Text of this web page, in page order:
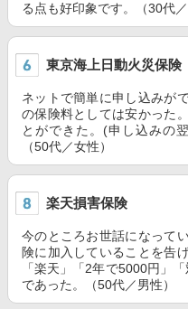
る点も好印象です。（30代／
東京海上日動火災保険
ネットで簡単に申し込みが
の保険料としては安かった
とができた。(申し込みの
（50代／女性）
楽天損害保険
今のところお世話になって
険に加入していることを告
「楽天」「2年で5000円」
であった。（50代／男性）